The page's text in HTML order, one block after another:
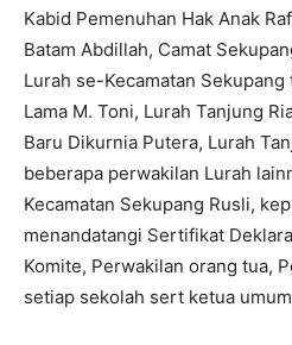
Kabid Pemenuhan Hak Anak
Batam Abdillah, Camat
Lurah se-Kecamatan
Lama M. Toni, Lurah Tanjung
Baru Dikurnia Putera, Lurah
beberapa perwakilan Lurah
Kecamatan Sekupang Rusli,
menandatangi Sertifikat
Komite, Perwakilan orang tua,
setiap sekolah sert ketua